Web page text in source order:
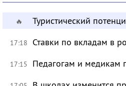
🔥 Туристический
17:18 Ставки по вкладам в
17:15 Педагогам и медикам